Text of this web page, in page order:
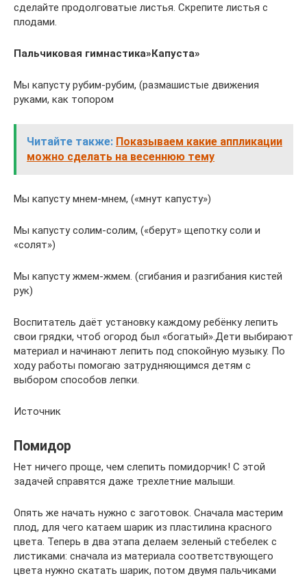
сделайте продолговатые листья. Скрепите листья с
плодами.
Пальчиковая гимнастика»Капуста»
Мы капусту рубим-рубим, (размашистые движения
руками, как топором
Читайте также: Показываем какие аппликации
можно сделать на весеннюю тему
Мы капусту мнем-мнем, («мнут капусту»)
Мы капусту солим-солим, («берут» щепотку соли и
«солят»)
Мы капусту жмем-жмем. (сгибания и разгибания кистей
рук)
Воспитатель даёт установку каждому ребёнку лепить
свои грядки, чтоб огород был «богатый».Дети выбирают
материал и начинают лепить под спокойную музыку. По
ходу работы помогаю затрудняющимся детям с
выбором способов лепки.
Источник
Помидор
Нет ничего проще, чем слепить помидорчик! С этой
задачей справятся даже трехлетние малыши.
Опять же начать нужно с заготовок. Сначала мастерим
плод, для чего катаем шарик из пластилина красного
цвета. Теперь в два этапа делаем зеленый стебелек с
листиками: сначала из материала соответствующего
цвета нужно скатать шарик, потом двумя пальчиками